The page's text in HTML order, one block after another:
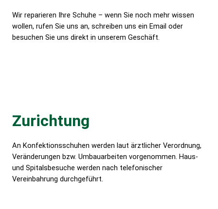
Wir reparieren Ihre Schuhe – wenn Sie noch mehr wissen
wollen, rufen Sie uns an, schreiben uns ein Email oder
besuchen Sie uns direkt in unserem Geschäft.
Zurichtung
An Konfektionsschuhen werden laut ärztlicher Verordnung,
Veränderungen bzw. Umbauarbeiten vorgenommen. Haus-
und Spitalsbesuche werden nach telefonischer
Vereinbahrung durchgeführt.